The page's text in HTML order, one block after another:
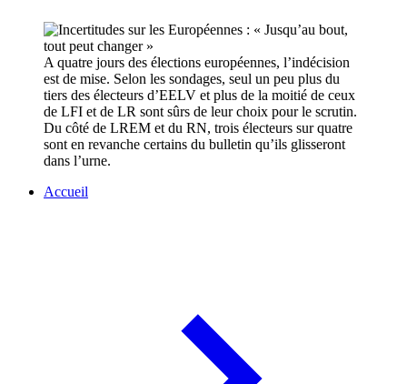
A quatre jours des élections européennes, l’indécision
est de mise. Selon les sondages, seul un peu plus du
tiers des électeurs d’EELV et plus de la moitié de ceux
de LFI et de LR sont sûrs de leur choix pour le scrutin.
Du côté de LREM et du RN, trois électeurs sur quatre
sont en revanche certains du bulletin qu’ils glisseront
dans l’urne.
Accueil